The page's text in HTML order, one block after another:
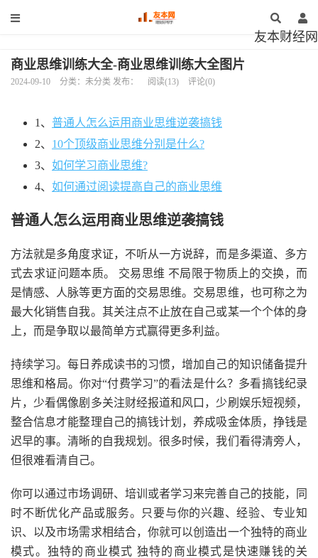
友本财经网
商业思维训练大全-商业思维训练大全图片
2024-09-10 分类：未分类 发布： 阅读(13) 评论(0)
1、 普通人怎么运用商业思维逆袭搞钱
2、 10个顶级商业思维分别是什么?
3、 如何学习商业思维?
4、 如何通过阅读提高自己的商业思维
普通人怎么运用商业思维逆袭搞钱
方法就是多角度求证，不听从一方说辞，而是多渠道、多方
式去求证问题本质。 交易思维 不局限于物质上的交换，而
是情感、人脉等更方面的交易思维。交易思维，也可称之为
最大化销售自我。其关注点不止放在自己或某一个个体的身
上，而是争取以最简单方式赢得更多利益。
持续学习。每日养成读书的习惯，增加自己的知识储备提升
思维和格局。你对“付费学习”的看法是什么？多看搞钱纪录
片，少看偶像剧多关注财经报道和风口，少刷娱乐短视频，
整合信息才能整理自己的搞钱计划，养成吸金体质，挣钱是
迟早的事。清晰的自我规划。很多时候，我们看得清旁人，
但很难看清自己。
你可以通过市场调研、培训或者学习来完善自己的技能，同
时不断优化产品或服务。只要与你的兴趣、经验、专业知
识、以及市场需求相结合，你就可以创造出一个独特的商业
模式。独特的商业模式 独特的商业模式是快速赚钱的关